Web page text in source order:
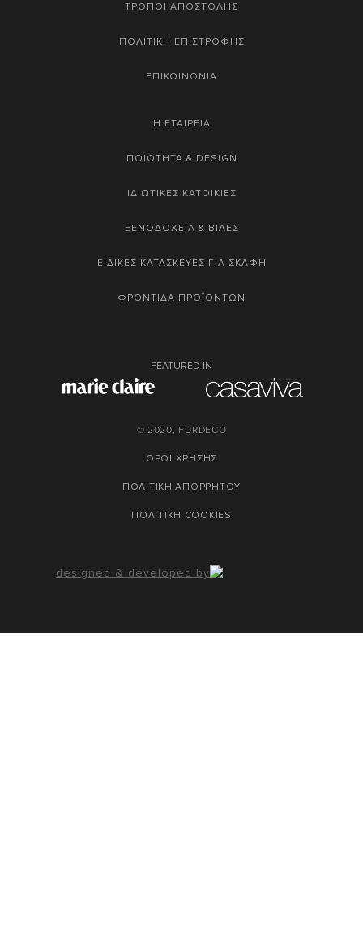
ΤΡΟΠΟΙ ΑΠΟΣΤΟΛΗΣ
ΠΟΛΙΤΙΚΗ ΕΠΙΣΤΡΟΦΗΣ
ΕΠΙΚΟΙΝΩΝΙΑ
Η ΕΤΑΙΡΕΙΑ
ΠΟΙΟΤΗΤΑ & DESIGN
ΙΔΙΩΤΙΚΕΣ ΚΑΤΟΙΚΙΕΣ
ΞΕΝΟΔΟΧΕΙΑ & ΒΙΛΕΣ
ΕΙΔΙΚΕΣ ΚΑΤΑΣΚΕΥΕΣ ΓΙΑ ΣΚΑΦΗ
ΦΡΟΝΤΙΔΑ ΠΡΟΪΟΝΤΩΝ
FEATURED IN
© 2020, FURDECO
ΟΡΟΙ ΧΡΗΣΗΣ
ΠΟΛΙΤΙΚΗ ΑΠΟΡΡΗΤΟΥ
ΠΟΛΙΤΙΚΗ COOKIES
designed & developed by